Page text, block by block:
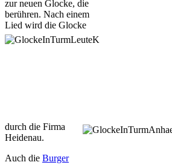
zur neuen Glocke, die
berühren. Nach einem
Lied wird die Glocke
durch die Firma
Heidenau.
Auch die Burger